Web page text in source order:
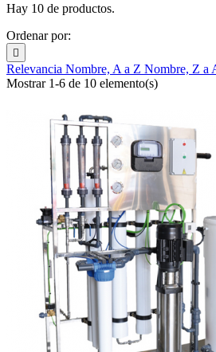
Hay 10 de productos.
Ordenar por:

Relevancia Nombre, A a Z Nombre, Z a
Mostrar 1-6 de 10 elemento(s)